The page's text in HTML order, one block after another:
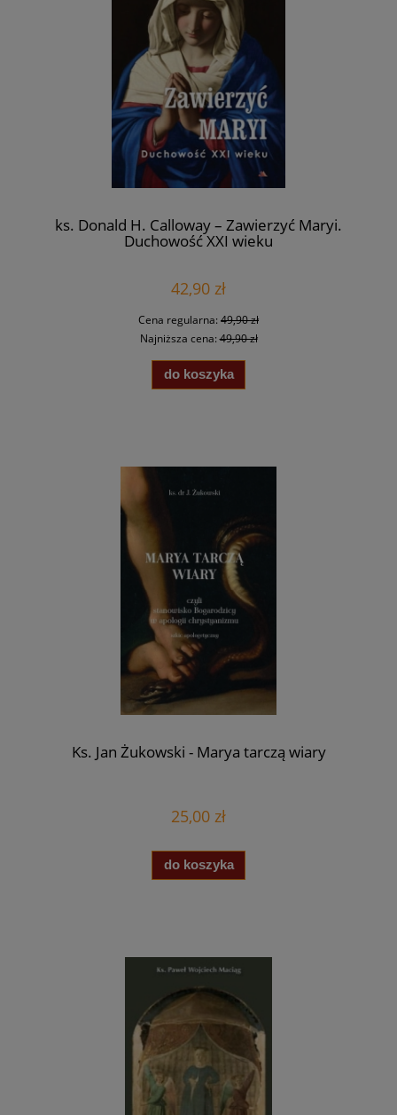
ks. Donald H. Calloway – Zawierzyć Maryi.
Duchowość XXI wieku
42,90 zł
Cena regularna: 49,90 zł
Najniższa cena:49,90 zł
do koszyka
Ks. Jan Żukowski - Marya tarczą wiary
25,00 zł
do koszyka